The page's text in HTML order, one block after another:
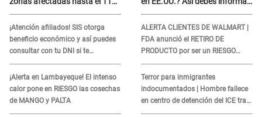
¡Atención afiliados! SIS otorga
beneficio económico y así puedes
consultar con tu DNI si te
corresponde
¡Alerta en Lambayeque! El intenso
calor pone en RIESGO las cosechas
de MANGO y PALTA
ALERTA CLIENTES DE WALMART |
FDA anunció el RETIRO DE
PRODUCTO por ser un RIESGO
MORTAL para consumidores: ¿Cuál
es?
Terror para inmigrantes
indocumentados | Hombre fallece
en centro de detención del ICE tras
sufrir una "emergencia médica"